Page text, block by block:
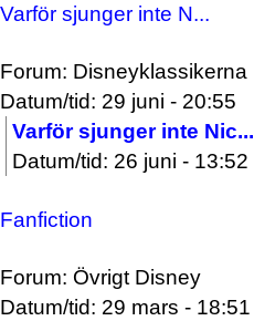
Varför sjunger inte N...
Forum: Disneyklassikerna
Datum/tid: 29 juni - 20:55
Varför sjunger inte Nic...
Datum/tid: 26 juni - 13:52
Fanfiction
Forum: Övrigt Disney
Datum/tid: 29 mars - 18:51